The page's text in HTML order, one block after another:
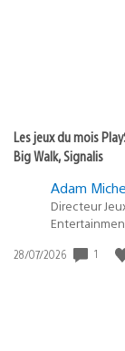
Les jeux du mois
Big Walk, Signalis
Adam
Directeur
Date
28/07/2026 1